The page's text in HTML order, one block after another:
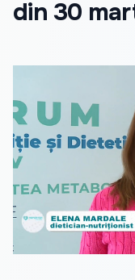
din 30